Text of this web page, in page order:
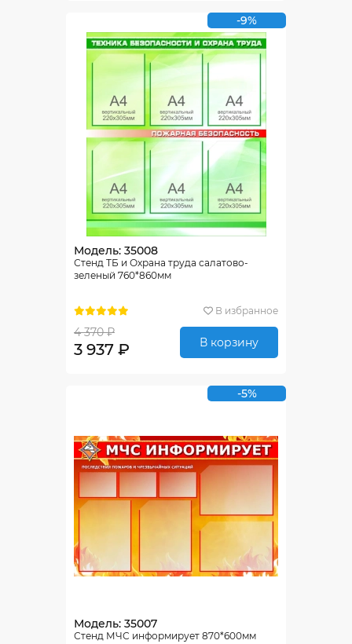
-9%
Модель: 35008
Стенд ТБ и Охрана труда салатово-
зеленый 760*860мм
В избранное
4 370 ₽
3 937 ₽ В корзину
-5%
Модель: 35007
Стенд МЧС информирует 870*600мм